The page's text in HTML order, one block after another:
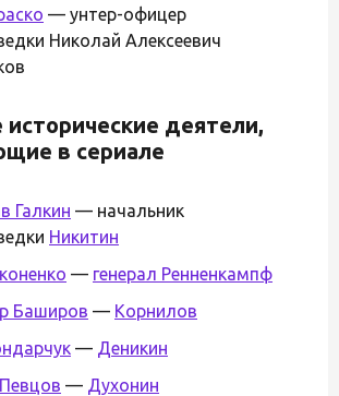
— унтер-офицер
Николай Алексеевич
исторические деятели,
в сериале
Галкин — начальник
Никитин
— генерал Ренненкампф
Баширов — Корнилов
— Деникин
— Духонин